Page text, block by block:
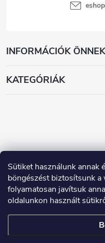
Sütiket használunk annak
böngészést biztosítsunk a
folyamatosan javítsuk
oldalunkon használt
INFORMÁCIÓK ÖNNEK
KATEGÓRIÁK
eshop